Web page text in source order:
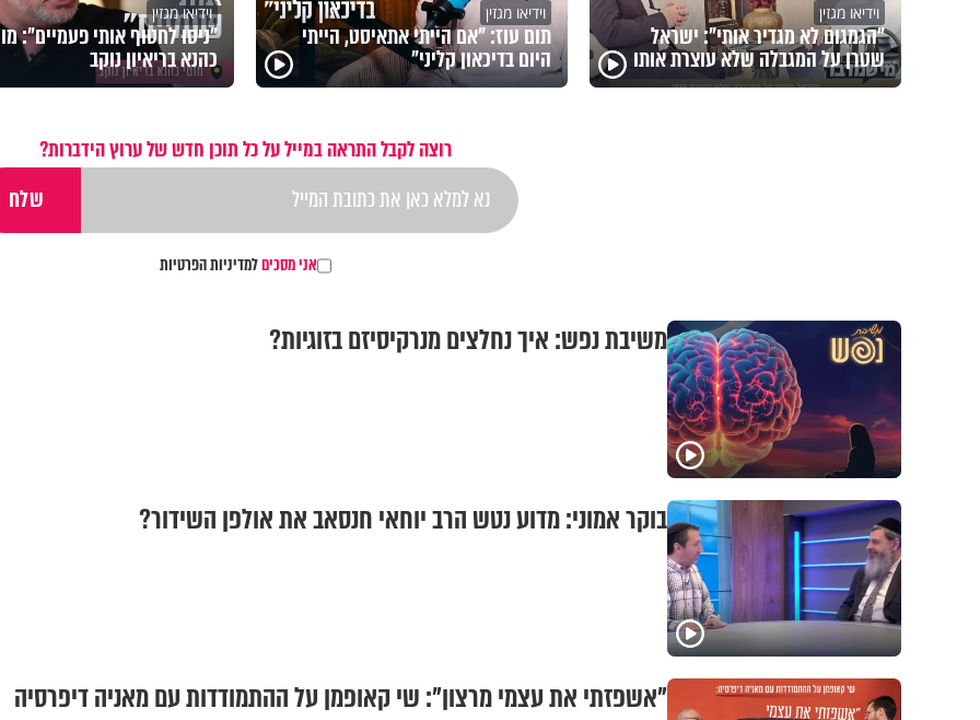
וידיאו מגזין
"הגמגום לא מגדיר אותי": ישראל
שטרן על המגבלה שלא עוצרת אותו
וידיאו מגזין
תום עוז: "אם הייתי אתאיסט, הייתי
היום בדיכאון קליני"
וידיאו מגזין
"ניסו לחטוף אותי פעמיים":
כהנא בריאיון נוקב
רוצה לקבל התראה במייל על כל תוכן חדש של ערוץ הידברות?
אני מסכיםלמדיניות הפרטיות
משיבת נפש: איך נחלצים מנרקיסיזם בזוגיות?
בוקר אמוני: מדוע נטש הרב יוחאי חנסאב את אולפן השידור?
"אשפזתי את עצמי מרצון": שי קאופמן על ההתמודדות עם מאניה דיפרסיה